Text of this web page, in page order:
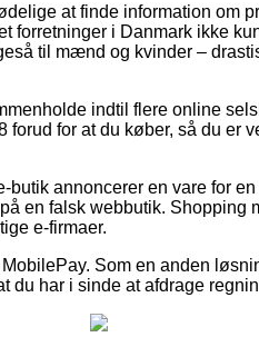
at finde information om
forretninger i Danmark ikke
til mænd og kvinder –
indtil flere online
for at du køber, så du er
annoncerer en vare for
en falsk webbutik. Shopping
e-firmaer.
Som en anden
har i sinde at afdrage